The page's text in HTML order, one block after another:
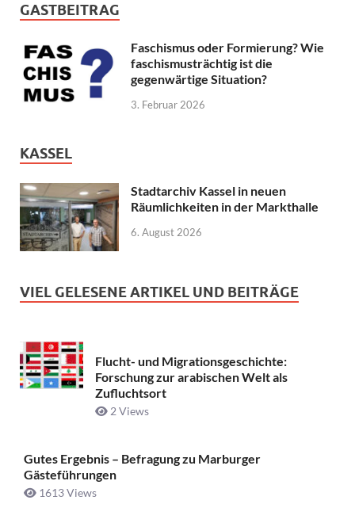
GASTBEITRAG
Faschismus oder Formierung? Wie
faschismusträchtig ist die
gegenwärtige Situation?
3. Februar 2026
KASSEL
Stadtarchiv Kassel in neuen
Räumlichkeiten in der Markthalle
6. August 2026
VIEL GELESENE ARTIKEL UND BEITRÄGE
Flucht- und Migrationsgeschichte:
Forschung zur arabischen Welt als
Zufluchtsort
2 Views
Gutes Ergebnis – Befragung zu Marburger
Gästeführungen
1613 Views